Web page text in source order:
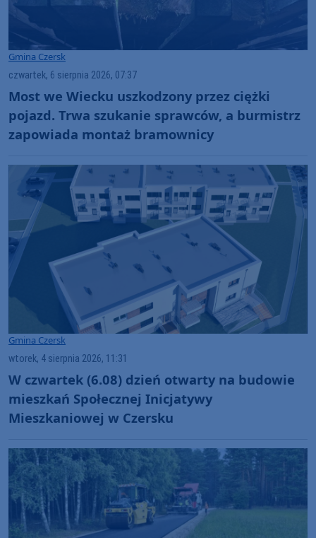
Gmina Czersk
czwartek, 6 sierpnia 2026, 07:37
Most we Wiecku uszkodzony przez ciężki
pojazd. Trwa szukanie sprawców, a burmistrz
zapowiada montaż bramownicy
Gmina Czersk
wtorek, 4 sierpnia 2026, 11:31
W czwartek (6.08) dzień otwarty na budowie
mieszkań Społecznej Inicjatywy
Mieszkaniowej w Czersku